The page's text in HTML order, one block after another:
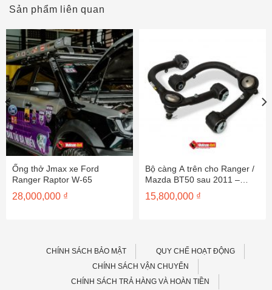
Sản phẩm liên quan
Ống thở Jmax xe Ford
Ranger Raptor W-65
28,000,000 ₫
Bộ càng A trên cho Ranger /
Mazda BT50 sau 2011 –
UCA0002
15,800,000 ₫
CHÍNH SÁCH BẢO MẬT
QUY CHẾ HOẠT ĐỘNG
CHÍNH SÁCH VẬN CHUYỂN
CHÍNH SÁCH TRẢ HÀNG VÀ HOÀN TIỀN